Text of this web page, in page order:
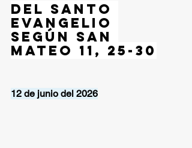
Del santo
Evangelio
según san
Mateo 11, 25-30
12 de junio del 2026